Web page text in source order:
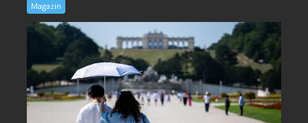
Magazin